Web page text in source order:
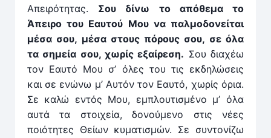
Απειρότητας. Σου δίνω το απόθεμα το
Άπειρο του Εαυτού Μου να παλμοδονείται
μέσα σου, μέσα στους πόρους σου, σε όλα
τα σημεία σου, χωρίς εξαίρεση. Σου διαχέω
τον Εαυτό Μου σ’ όλες του τις εκδηλώσεις
και σε ενώνω μ’ Αυτόν τον Εαυτό, χωρίς όρια.
Σε καλώ εντός Μου, εμπλουτισμένο μ’ όλα
αυτά τα στοιχεία, δονούμενο στις νέες
ποιότητες Θείων κυματισμών. Σε συντονίζω